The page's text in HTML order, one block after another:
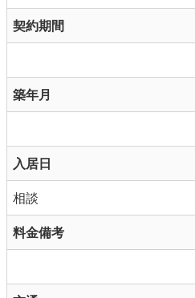
契約期間
築年月
入居日
相談
料金備考